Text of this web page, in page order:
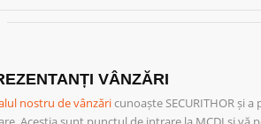
VÂNZĂRI
nostru de vânzăricunoaște SECURITHOR și